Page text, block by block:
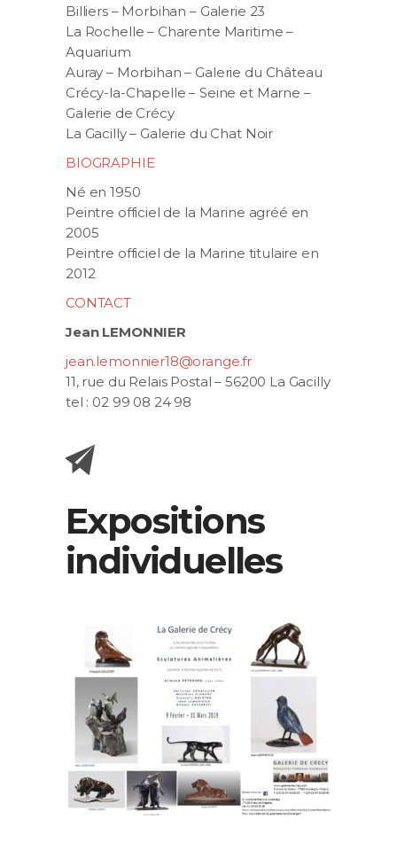
Billiers – Morbihan – Galerie 23
La Rochelle – Charente Maritime –
Aquarium
Auray – Morbihan – Galerie du Château
Crécy-la-Chapelle – Seine et Marne –
Galerie de Crécy
La Gacilly – Galerie du Chat Noir
BIOGRAPHIE
Né en 1950
Peintre officiel de la Marine agréé en
2005
Peintre officiel de la Marine titulaire en
2012
CONTACT
Jean LEMONNIER
jean.lemonnier18@orange.fr
11, rue du Relais Postal – 56200 La Gacilly
tel : 02 99 08 24 98
Expositions
individuelles